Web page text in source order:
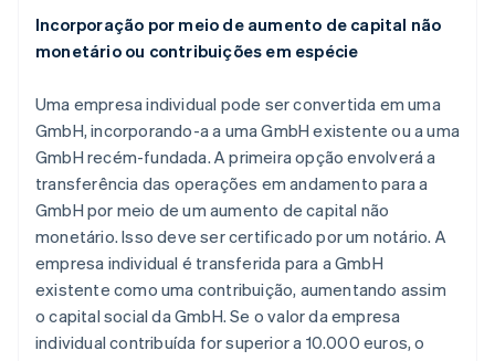
Incorporação por meio de aumento de capital não
monetário ou contribuições em espécie
Uma empresa individual pode ser convertida em uma
GmbH, incorporando-a a uma GmbH existente ou a uma
GmbH recém-fundada. A primeira opção envolverá a
transferência das operações em andamento para a
GmbH por meio de um aumento de capital não
monetário. Isso deve ser certificado por um notário. A
empresa individual é transferida para a GmbH
existente como uma contribuição, aumentando assim
o capital social da GmbH. Se o valor da empresa
individual contribuída for superior a 10.000 euros, o